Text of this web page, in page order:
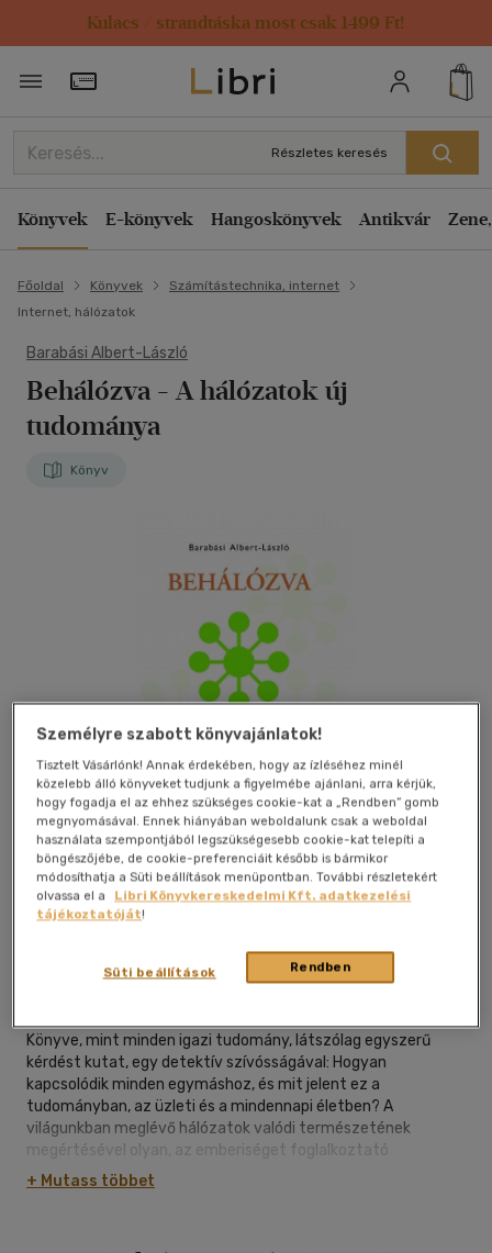
Kulacs / strandtáska most csak 1499 Ft!
Törzsvásárlói Kártya adatai
Részletes keresés
Könyvek E-könyvek Hangoskönyvek Antikvár
Főoldal Könyvek
Számítástechnika, internet
Internet, hálózatok
Barabási Albert-László
Behálózva - A hálózatok új
tudománya
Könyv
Kívánságlistához adom Megosztom
Helikon Kiadó| 2013|magyar nyelvű |füles, kartonált
Könyve, mint minden igazi tudomány, látszólag egyszerű
kérdést kutat, egy detektív szívósságával: Hogyan
kapcsolódik minden egymáshoz, és mit jelent ez a
tudományban, az üzleti és a mindennapi életben? A
világunkban meglévő hálózatok valódi természetének
megértésével olyan, az emberiséget foglalkoztató
kérdésekben kerülhetünk közelebb a válaszhoz, mint a vírusok
leküzdése, a gazdasági válságok kezelése, a terrorizmus
+ Mutass többet
Személyre szabott könyvajánlatok!
Tisztelt Vásárlónk! Annak érdekében, hogy az ízléséhez minél
közelebb álló könyveket tudjunk a figyelmébe ajánlani, arra kérjük,
hogy fogadja el az ehhez szükséges cookie-kat a „Rendben” gomb
megnyomásával. Ennek hiányában weboldalunk csak a weboldal
használata szempontjából legszükségesebb cookie-kat telepíti a
böngészőjébe, de cookie-preferenciáit később is bármikor
módosíthatja a Süti beállítások menüpontban. További részletekért
olvassa el a
Libri Könyvkereskedelmi Kft. adatkezelési
tájékoztatóját!
Rendben
Süti beállítások